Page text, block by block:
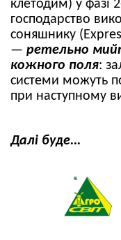
клетодим) у фазі
господарство
соняшнику
— ретельно
кожного поля:
системи можуть
при наступному
Далі буде...